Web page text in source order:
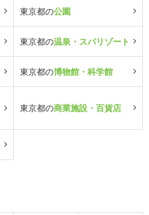
東京都の公園
東京都の温泉・スパリゾート
東京都の博物館・科学館
東京都の商業施設・百貨店